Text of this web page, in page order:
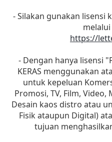
- Silakan gunakan lisensi
https://
- Dengan hanya lisensi
KERAS menggunakan
untuk kepeluan
Promosi, TV, Film,
Desain kaos distro atau
Fisik ataupun Digital)
tujuan